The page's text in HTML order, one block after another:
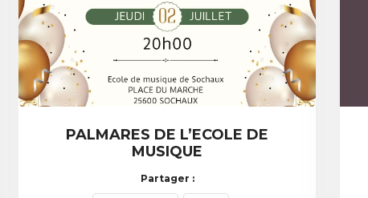
PALMARES DE L’ECOLE DE
MUSIQUE
Partager :